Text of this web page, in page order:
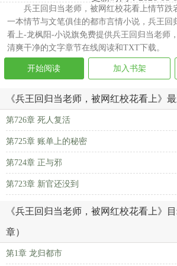
兵王回归当老师，被网红校花看上情节跌
一本情节与文笔俱佳的都市言情小说，兵王回
看上-龙枫阳-小说旗免费提供兵王回归当老师
清爽干净的文字章节在线阅读和TXT下载。
开始阅读 加入书架
《兵王回归当老师，被网红校花看上》
第726章 死人复活
第725章 账单上的秘密
第724章 正与邪
第723章 新官还没到
《兵王回归当老师，被网红校花看上》
章）
第1章 龙归都市